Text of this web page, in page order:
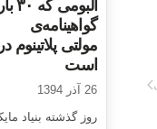
آلبومی که ۳۰ بار
گواهینامه‌ی
مولتی پلاتینوم
است
26 آذر 1394
روز گذشته بنیاد